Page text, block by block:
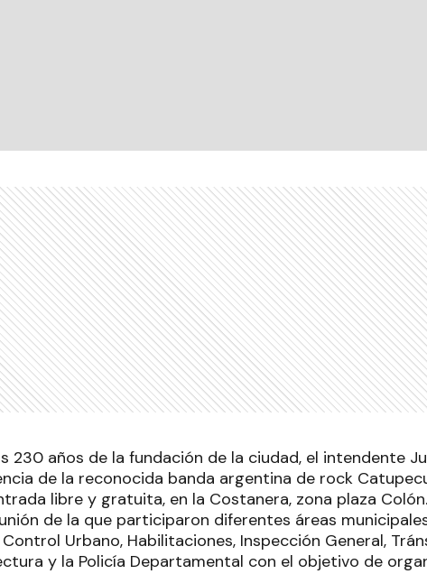
230 años de la fundación de la ciudad, el intendente
de la reconocida banda argentina de rock
libre y gratuita, en la Costanera, zona plaza
de la que participaron diferentes áreas
Urbano, Habilitaciones, Inspección General,
y la Policía Departamental con el objetivo de